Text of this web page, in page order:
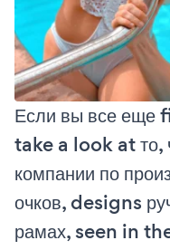
Если вы все
take a look at то,
компании по
очков, designs
рамах, seen in